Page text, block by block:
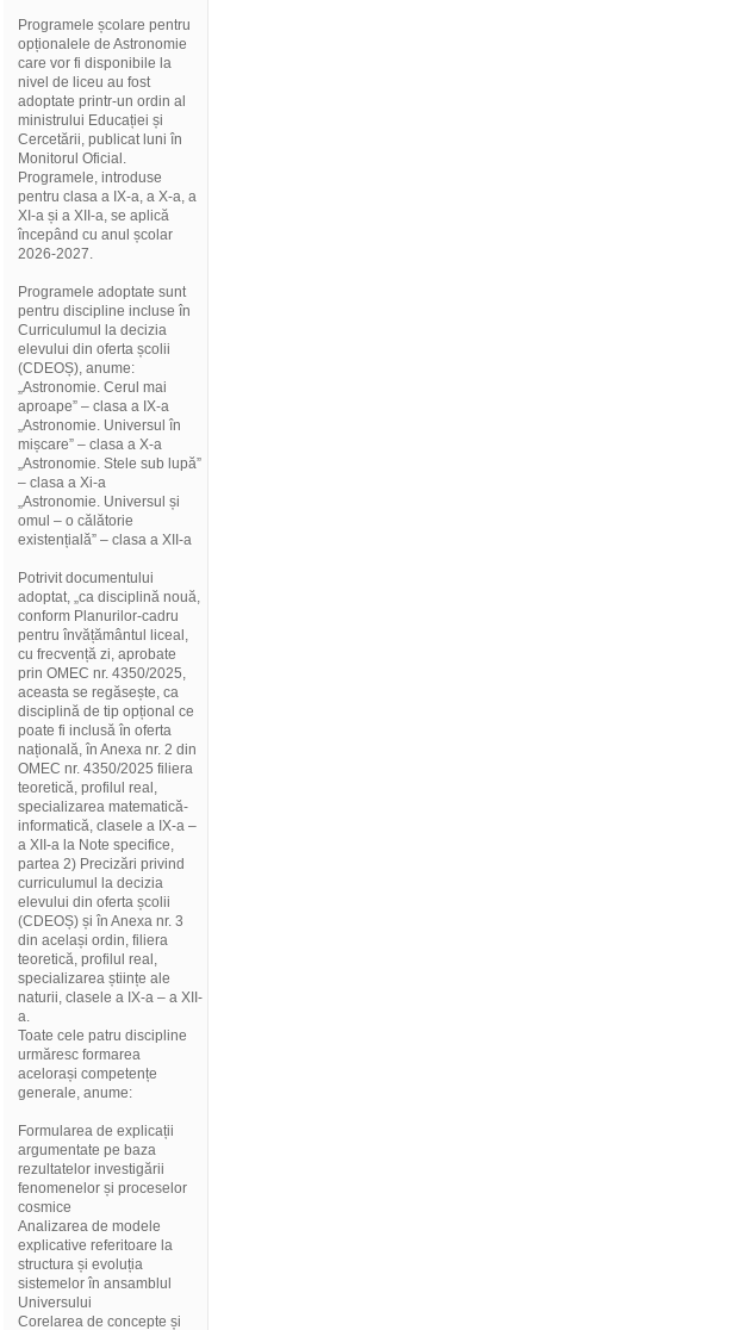
Programele școlare pentru
opționalele de Astronomie
care vor fi disponibile la
nivel de liceu au fost
adoptate printr-un ordin al
ministrului Educației și
Cercetării, publicat luni în
Monitorul Oficial.
Programele, introduse
pentru clasa a IX-a, a X-a, a
XI-a și a XII-a, se aplică
începând cu anul școlar
2026-2027.
Programele adoptate sunt
pentru discipline incluse în
Curriculumul la decizia
elevului din oferta școlii
(CDEOȘ), anume:
„Astronomie. Cerul mai
aproape” – clasa a IX-a
„Astronomie. Universul în
mișcare” – clasa a X-a
„Astronomie. Stele sub lupă”
– clasa a Xi-a
„Astronomie. Universul și
omul – o călătorie
existențială” – clasa a XII-a
Potrivit documentului
adoptat, „ca disciplină nouă,
conform Planurilor-cadru
pentru învățământul liceal,
cu frecvență zi, aprobate
prin OMEC nr. 4350/2025,
aceasta se regăsește, ca
disciplină de tip opțional ce
poate fi inclusă în oferta
națională, în Anexa nr. 2 din
OMEC nr. 4350/2025 filiera
teoretică, profilul real,
specializarea matematică-
informatică, clasele a IX-a –
a XII-a la Note specifice,
partea 2) Precizări privind
curriculumul la decizia
elevului din oferta școlii
(CDEOȘ) și în Anexa nr. 3
din același ordin, filiera
teoretică, profilul real,
specializarea științe ale
naturii, clasele a IX-a – a XII-
a.
Toate cele patru discipline
urmăresc formarea
acelorași competențe
generale, anume:
Formularea de explicații
argumentate pe baza
rezultatelor investigării
fenomenelor și proceselor
cosmice
Analizarea de modele
explicative referitoare la
structura și evoluția
sistemelor în ansamblul
Universului
Corelarea de concepte și